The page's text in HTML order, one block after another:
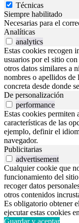
Técnicas
Siempre habilitado
Necesarias para el
Analíticas
analytics
Estas cookies recogen
usuarios por el sitio
otros datos similares a
nombres o apellidos de
concreta desde donde
De personalización
performance
Estas cookies permiten
características de las
ejemplo, definir el
navegador.
Publicitarias
advertisement
Cualquier cookie que
funcionamiento del
recoger datos
otros contenidos
Es obligatorio obtener
ejecutar estas cookies
Guardar y aceptar